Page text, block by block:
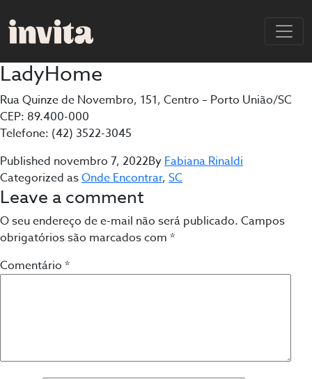
LadyHome
Rua Quinze de Novembro, 151, Centro – Porto União/SC
CEP: 89.400-000
Telefone: (42) 3522-3045
Published novembro 7, 2022ByFabiana Rinaldi
Categorized asOnde Encontrar, SC
Leave a comment
O seu endereço de e-mail não será publicado. Campos
obrigatórios são marcados com *
Comentário *